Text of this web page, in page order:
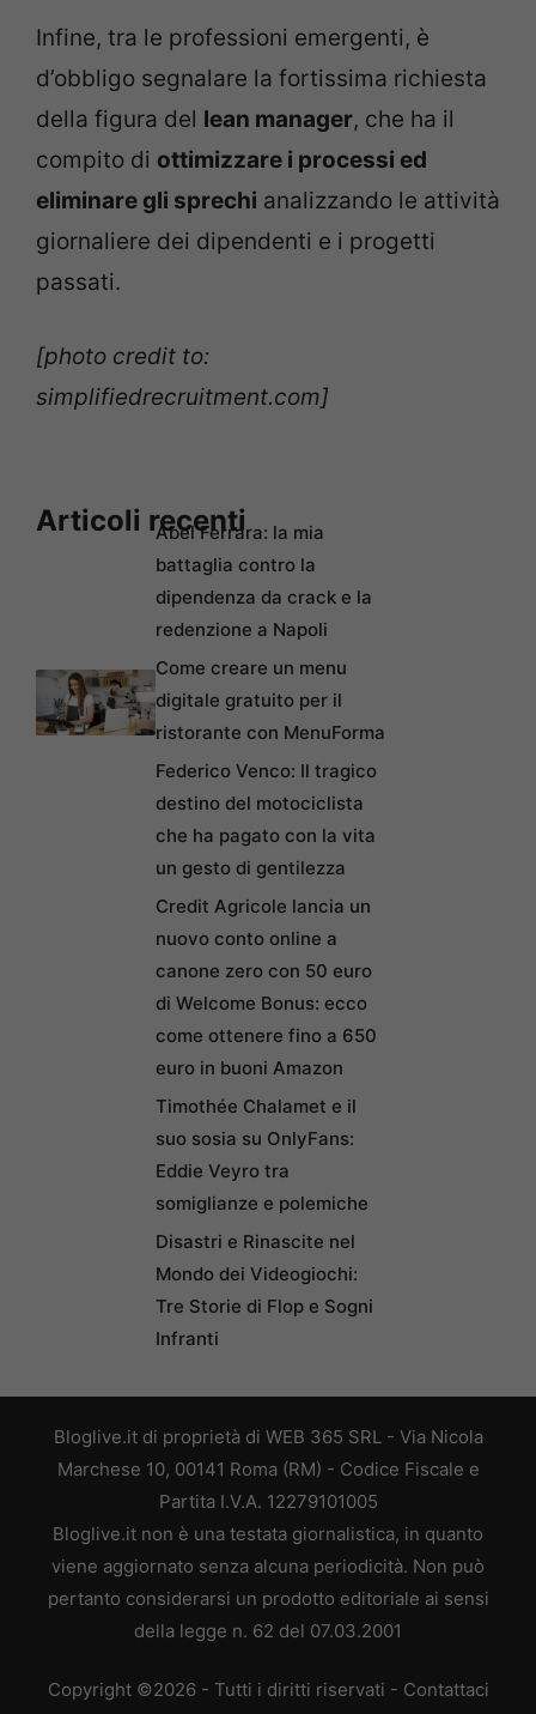
Infine, tra le professioni emergenti, è
d’obbligo segnalare la fortissima richiesta
della figura del lean manager, che ha il
compito di ottimizzare i processi ed
eliminare gli sprechi analizzando le attività
giornaliere dei dipendenti e i progetti
passati.
[photo credit to:
simplifiedrecruitment.com]
Articoli recenti
Abel Ferrara: la mia
battaglia contro la
dipendenza da crack e la
redenzione a Napoli
Come creare un menu
digitale gratuito per il
ristorante con MenuForma
Federico Venco: Il tragico
destino del motociclista
che ha pagato con la vita
un gesto di gentilezza
Credit Agricole lancia un
nuovo conto online a
canone zero con 50 euro
di Welcome Bonus: ecco
come ottenere fino a 650
euro in buoni Amazon
Timothée Chalamet e il
suo sosia su OnlyFans:
Eddie Veyro tra
somiglianze e polemiche
Disastri e Rinascite nel
Mondo dei Videogiochi:
Tre Storie di Flop e Sogni
Infranti
Bloglive.it di proprietà di WEB 365 SRL - Via Nicola
Marchese 10, 00141 Roma (RM) - Codice Fiscale e
Partita I.V.A. 12279101005
Bloglive.it non è una testata giornalistica, in quanto
viene aggiornato senza alcuna periodicità. Non può
pertanto considerarsi un prodotto editoriale ai sensi
della legge n. 62 del 07.03.2001
Copyright ©2026 - Tutti i diritti riservati - Contattaci